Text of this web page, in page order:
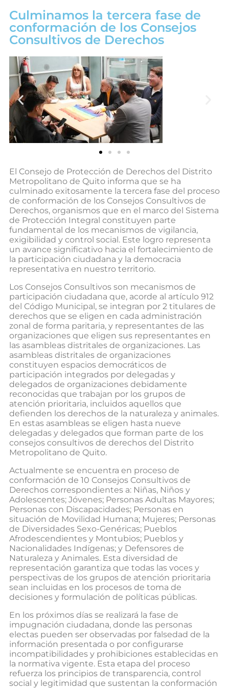
Culminamos la tercera fase de
conformación de los Consejos
Consultivos de Derechos
El Consejo de Protección de Derechos del Distrito
Metropolitano de Quito informa que se ha
culminado exitosamente la tercera fase del proceso
de conformación de los Consejos Consultivos de
Derechos, organismos que en el marco del Sistema
de Protección Integral constituyen parte
fundamental de los mecanismos de vigilancia,
exigibilidad y control social. Este logro representa
un avance significativo hacia el fortalecimiento de
la participación ciudadana y la democracia
representativa en nuestro territorio.
Los Consejos Consultivos son mecanismos de
participación ciudadana que, acorde al artículo 912
del Código Municipal, se integran por 2 titulares de
derechos que se eligen en cada administración
zonal de forma paritaria, y representantes de las
organizaciones que eligen sus representantes en
las asambleas distritales de organizaciones. Las
asambleas distritales de organizaciones
constituyen espacios democráticos de
participación integrados por delegadas y
delegados de organizaciones debidamente
reconocidas que trabajan por los grupos de
atención prioritaria, incluidos aquellos que
defienden los derechos de la naturaleza y animales.
En estas asambleas se eligen hasta nueve
delegadas y delegados que forman parte de los
consejos consultivos de derechos del Distrito
Metropolitano de Quito.
Actualmente se encuentra en proceso de
conformación de 10 Consejos Consultivos de
Derechos correspondientes a: Niñas, Niños y
Adolescentes; Jóvenes; Personas Adultas Mayores;
Personas con Discapacidades; Personas en
situación de Movilidad Humana; Mujeres; Personas
de Diversidades Sexo-Genéricas; Pueblos
Afrodescendientes y Montubios; Pueblos y
Nacionalidades Indígenas; y Defensores de
Naturaleza y Animales. Esta diversidad de
representación garantiza que todas las voces y
perspectivas de los grupos de atención prioritaria
sean incluidas en los procesos de toma de
decisiones y formulación de políticas públicas.
En los próximos días se realizará la fase de
impugnación ciudadana, donde las personas
electas pueden ser observadas por falsedad de la
información presentada o por configurarse
incompatibilidades y prohibiciones establecidas en
la normativa vigente. Esta etapa del proceso
refuerza los principios de transparencia, control
social y legitimidad que sustentan la conformación